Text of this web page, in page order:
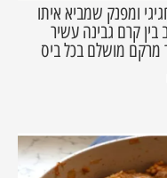
ומפנק שמביא איתו
בין קרם גבינה עשיר
מרקם מושלם בכל ביס